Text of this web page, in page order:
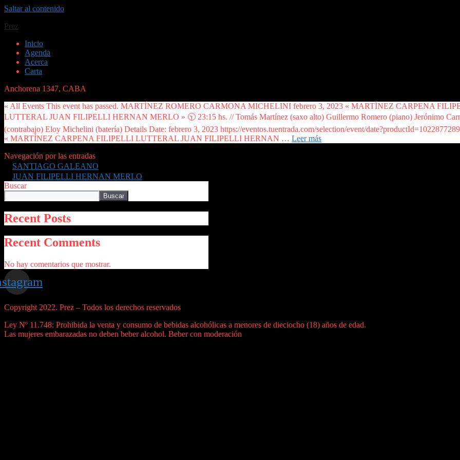
Saltar al contenido
Prez
Inicio
Agenda
Acerca
Carta
Anchorena 1347, CABA
« All Events This event has passed. MARTÍNEZ ROMERO CARMONA MICHELINI febrero 3, 2023 « MARTÍNEZ CARPENA
LUTTERAL JUAN FILIPELLI HERNAN MERLO » 🕥 23:15 hs. // Tomás Martínez (saxo alto) Guillermo Romero (piano) Jerónimo
(contrabajo) Eloy Michelini (batería) Details Date: febrero 3, 2023 https://eventos.tuentrada.com/selection/event/
« MARTÍNEZ CARPENA FILIPELLI LUTTERAL JUAN FILIPELLI HERNAN … Leer más
Navegación por las entradas
SANTIAGO GALEANO
JUAN FILIPELLI HERNAN MERLO
Buscar
Buscar
Recent Posts
Recent Comments
No hay comentarios que mostrar.
Copyright 2022. Prez – Todos los derechos reservados
Ley Nº 11.748: Prohibida la venta y consumo de bebidas alcohólicas a menores de dieciocho (18) años de edad.
Las mujeres embarazadas no deben beber alcohol. Beber con moderación